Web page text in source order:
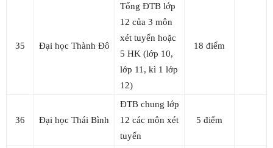
35 Đại học Thành Đô
Tổng ĐTB lớp
12 của 3 môn
xét tuyển hoặc
5 HK (lớp 10,
lớp 11, kì 1 lớp
12)
18 điểm
36 Đại học Thái Bình
ĐTB chung lớp
12 các môn xét
tuyển
5 điểm